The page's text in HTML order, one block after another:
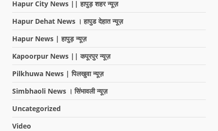
Hapur City News || हापुड़ शहर न्यूज़
Hapur Dehat News । हापुड देहात न्यूज़
Hapur News | हापुड़ न्यूज़
Kapoorpur News || कपूरपुर न्यूज़
Pilkhuwa News | पिलखुवा न्यूज़
Simbhaoli News । सिंभावली न्यूज़
Uncategorized
Video